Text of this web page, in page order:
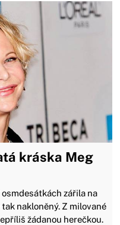
kráska Meg
zářila na
nakloněný. Z milované
žádanou herečkou.